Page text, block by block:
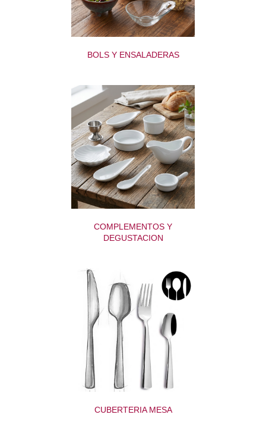
BOLS Y ENSALADERAS
COMPLEMENTOS Y
DEGUSTACION
CUBERTERIA MESA